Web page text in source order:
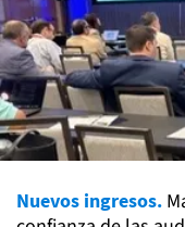
Nuevos ingresos.